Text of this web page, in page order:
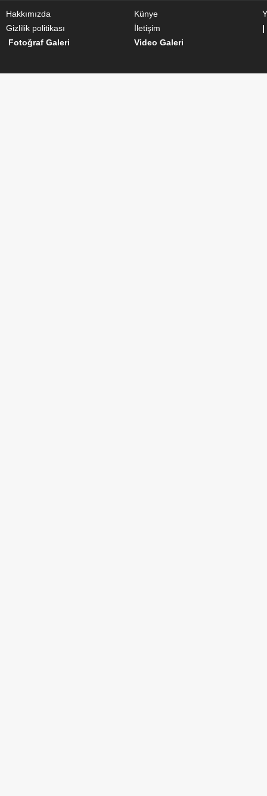
Hakkımızda Künye
Gizlilik politikası
İletişim
|
Fotoğraf Galeri
Video Galeri